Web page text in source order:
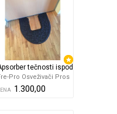
tečnosti ispod wc šolje
Pro Osveživači Pros
1.300,00